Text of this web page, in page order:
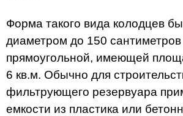
Форма такого вида колодцев
диаметром до 150
прямоугольной, имеющей
6 кв.м. Обычно для
фильтрующего резервуара
емкости из пластика или